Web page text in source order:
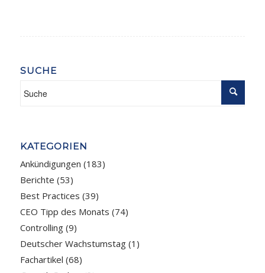
SUCHE
KATEGORIEN
Ankündigungen (183)
Berichte (53)
Best Practices (39)
CEO Tipp des Monats (74)
Controlling(9)
Deutscher Wachstumstag(1)
Fachartikel (68)